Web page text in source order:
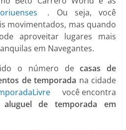
. Ou seja, você
movimentados, mas quando
aproveitar lugares mais
em Navegantes.
o número decasas de
de temporada na cidade
você encontra
de temporada em